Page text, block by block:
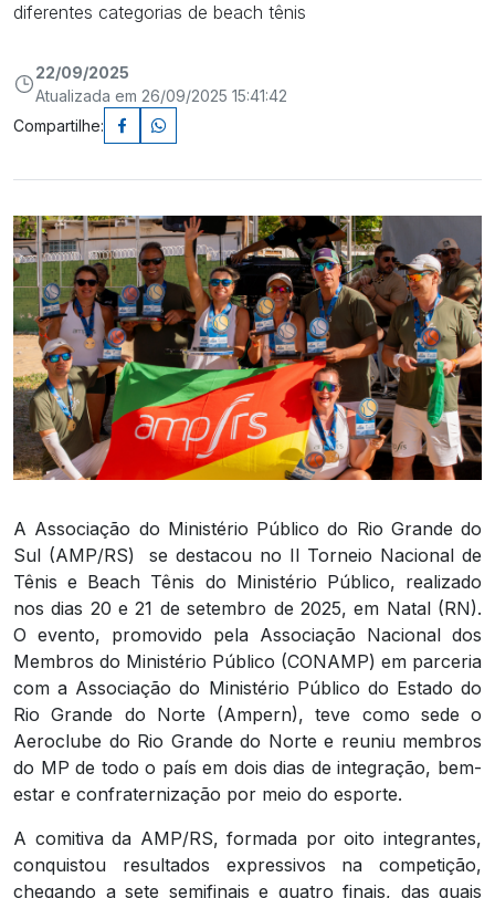
diferentes categorias de beach tênis
22/09/2025
Atualizada em 26/09/2025 15:41:42
Compartilhe:
A Associação do Ministério Público do Rio Grande do
Sul (AMP/RS)
se destacou no II Torneio Nacional de
Tênis e Beach Tênis do Ministério Público, realizado
nos dias 20 e 21 de setembro de 2025, em Natal (RN).
O evento, promovido pela Associação Nacional dos
Membros do Ministério Público (CONAMP) em parceria
com a Associação do Ministério Público do Estado do
Rio Grande do Norte (Ampern), teve como sede o
Aeroclube do Rio Grande do Norte e reuniu membros
do MP de todo o país em dois dias de integração, bem-
estar e confraternização por meio do esporte.
A comitiva da AMP/RS, formada por oito integrantes,
conquistou resultados expressivos na competição,
chegando a sete semifinais e quatro finais, das quais